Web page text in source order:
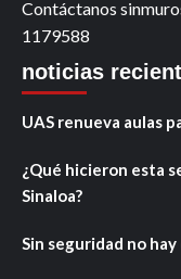
Contáctanos
1179588
noticias
UAS renueva aulas
¿Qué hicieron esta
Sinaloa?
Sin seguridad no